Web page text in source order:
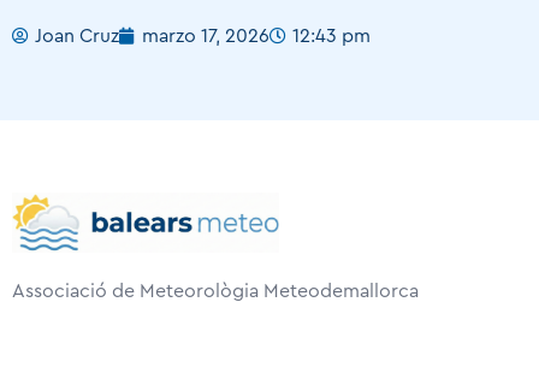
Joan Cruz marzo 17, 2026 12:43 pm
Associació de Meteorològia Meteodemallorca